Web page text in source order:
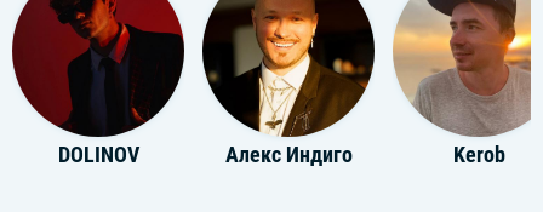
DOLINOV Алекс Индиго Kerob